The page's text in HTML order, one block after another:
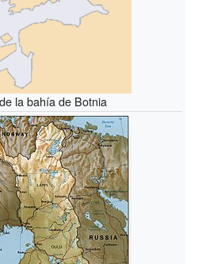
la bahía de Botnia